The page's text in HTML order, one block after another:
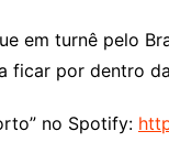
em turnê pelo
ficar por dentro
no Spotify: